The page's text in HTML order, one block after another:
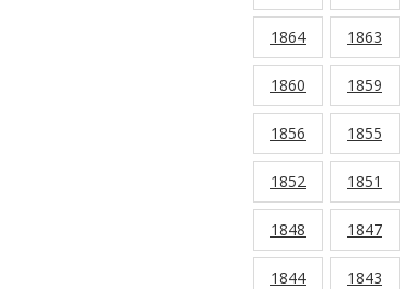
1864 1863
1860 1859
1856 1855
1852 1851
1848 1847
1844 1843